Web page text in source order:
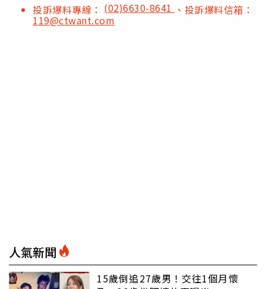
投訴爆料專線： (02)6630-8641 、投訴爆料信箱：
119@ctwant.com
人氣新聞
15歲倒追27歲男！交往1個月懷